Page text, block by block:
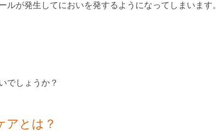
が発生してにおいを発するようになってしまいます。
でしょうか？
アとは？